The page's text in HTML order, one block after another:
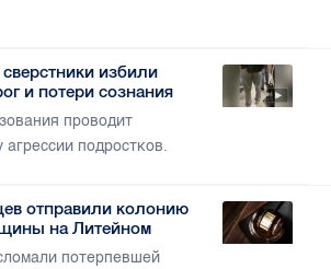
избили
и потери сознания
проводит
подростков.
отправили колонию
на Литейном
потерпевшей